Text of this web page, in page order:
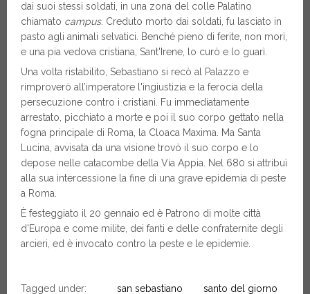
dai suoi stessi soldati, in una zona del colle Palatino
chiamato campus. Creduto morto dai soldati, fu lasciato in
pasto agli animali selvatici. Benché pieno di ferite, non morì,
e una pia vedova cristiana, Sant'Irene, lo curò e lo guarì.
Una volta ristabilito, Sebastiano si recò al Palazzo e
rimproverò all’imperatore l'ingiustizia e la ferocia della
persecuzione contro i cristiani. Fu immediatamente
arrestato, picchiato a morte e poi il suo corpo gettato nella
fogna principale di Roma, la Cloaca Maxima. Ma Santa
Lucina, avvisata da una visione trovò il suo corpo e lo
depose nelle catacombe della Via Appia. Nel 680 si attribuì
alla sua intercessione la fine di una grave epidemia di peste
a Roma.
È festeggiato il 20 gennaio ed è Patrono di molte città
d'Europa e come milite, dei fanti e delle confraternite degli
arcieri, ed è invocato contro la peste e le epidemie.
Tagged under: san sebastiano santo del giorno